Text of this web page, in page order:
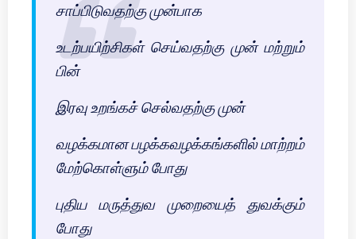
சாப்பிடுவதற்கு முன்பாக
உடற்பயிற்சிகள் செய்வதற்கு முன் மற்றும்
பின்
இரவு உறங்கச் செல்வதற்கு முன்
வழக்கமான பழக்கவழக்கங்களில் மாற்றம்
மேற்கொள்ளும் போது
புதிய மருத்துவ முறையைத் துவக்கும்
போது